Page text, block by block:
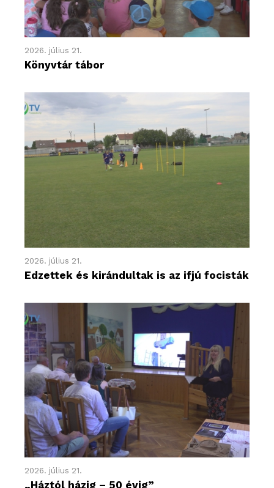
2026. július 21.
Könyvtár tábor
2026. július 21.
Edzettek és kirándultak is az ifjú focisták
2026. július 21.
„Háztól házig – 50 évig”